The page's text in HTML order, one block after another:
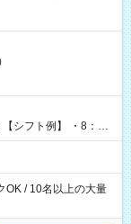
GET♪ お仕事後はコ
】試
OK / 10名以上の大量